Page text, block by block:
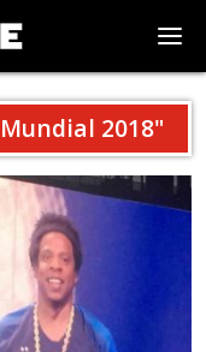
Mundial 2018"